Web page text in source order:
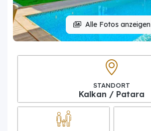
Alle Fotos anzeigen
STANDORT
Kalkan / Patara